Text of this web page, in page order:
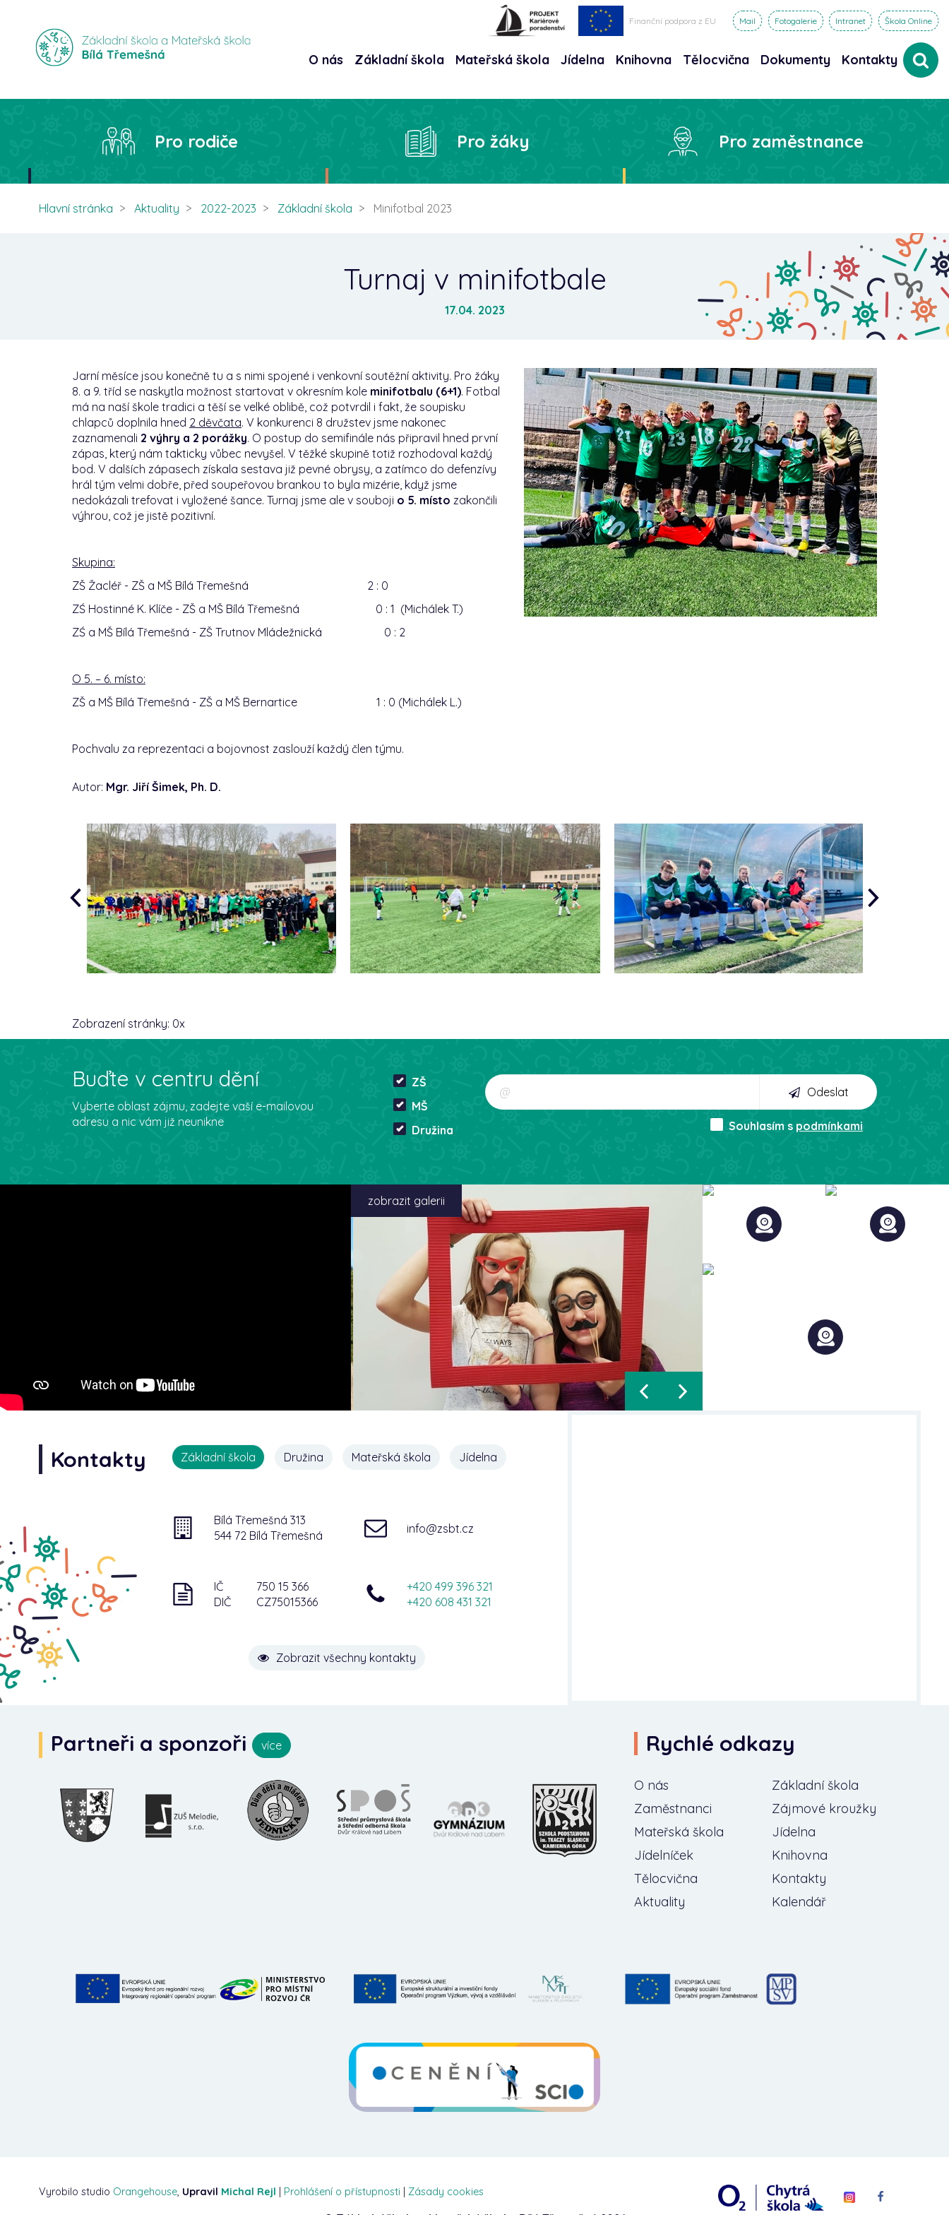
Finanční podpora z EU Mail Fotogalerie Intranet Škola Online
O nás Základní škola Mateřská škola Jídelna Knihovna Tělocvična Dokumenty Kontakty
Pro rodiče Pro žáky Pro zaměstnance
Hlavní stránka Aktuality 2022-2023 Základní škola Minifotbal 2023
Turnaj v minifotbale
17.04. 2023
Jarní měsíce jsou konečně tu a s nimi spojené i venkovní soutěžní aktivity. Pro žáky
8. a 9. tříd se naskytla možnost startovat v okresním kole minifotbalu (6+1). Fotbal
má na naší škole tradici a těší se velké oblibě, což potvrdil i fakt, že soupisku
chlapců doplnila hned 2 děvčata. V konkurenci 8 družstev jsme nakonec
zaznamenali 2 výhry a 2 porážky. O postup do semifinále nás připravil hned první
zápas, který nám takticky vůbec nevyšel. V těžké skupině totiž rozhodoval každý
bod. V dalších zápasech získala sestava již pevné obrysy, a zatímco do defenzívy
hrál tým velmi dobře, před soupeřovou brankou to byla mizérie, když jsme
nedokázali trefovat i vyložené šance. Turnaj jsme ale v souboji o 5. místo zakončili
výhrou, což je jistě pozitivní.
Skupina:
ZŠ Žacléř - ZŠ a MŠ Bílá Třemešná 2 : 0
ZŚ Hostinné K. Klíče - ZŠ a MŠ Bílá Třemešná 0 : 1 (Michálek T.)
ZŚ a MŠ Bílá Třemešná - ZŠ Trutnov Mládežnická 0 : 2
O 5. – 6. místo:
ZŠ a MŠ Bílá Třemešná - ZŠ a MŠ Bernartice 1 : 0 (Michálek L.)
Pochvalu za reprezentaci a bojovnost zaslouží každý člen týmu.
Autor: Mgr. Jiří Šimek, Ph. D.
Zobrazení stránky: 0x
Buďte v centru dění
Vyberte oblast zájmu, zadejte vaší e-mailovou
adresu a nic vám již neunikne
ZŠ
MŠ
Družina
Odeslat
Souhlasím s podmínkami
zobrazit galerii
Kontakty Základní škola Družina Mateřská škola Jídelna
Bílá Třemešná 313
544 72 Bílá Třemešná
info@zsbt.cz
IČ
750 15 366
DIČ
CZ75015366
+420 499 396 321
+420 608 431 321
Zobrazit všechny kontakty
Partneři a sponzoři více Rychlé odkazy
O nás
Základní škola
Zaměstnanci
Zájmové kroužky
Mateřská škola
Jídelna
Jídelníček
Knihovna
Tělocvična
Kontakty
Aktuality
Kalendář
Vyrobilo studio Orangehouse, Upravil Michal Rejl | Prohlášení o přístupnosti |Zásady cookies